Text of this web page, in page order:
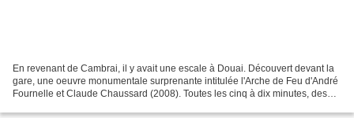
En revenant de Cambrai, il y avait une escale à Douai. Découvert devant la
gare, une oeuvre monumentale surprenante intitulée l'Arche de Feu d'André
Fournelle et Claude Chaussard (2008). Toutes les cinq à dix minutes, des